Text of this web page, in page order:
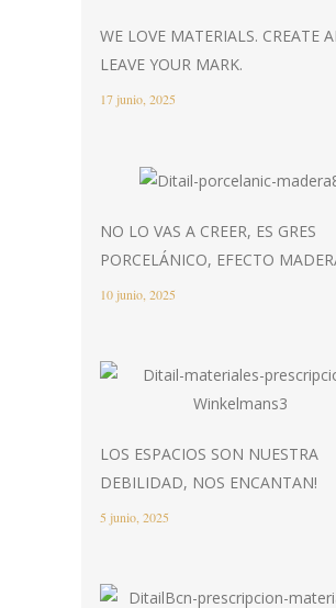
WE LOVE MATERIALS. CREATE
LEAVE YOUR MARK.
17 junio, 2025
NO LO VAS A CREER, ES GRES
PORCELÁNICO, EFECTO
10 junio, 2025
LOS ESPACIOS SON NUESTRA
DEBILIDAD, NOS ENCANTAN!
5 junio, 2025